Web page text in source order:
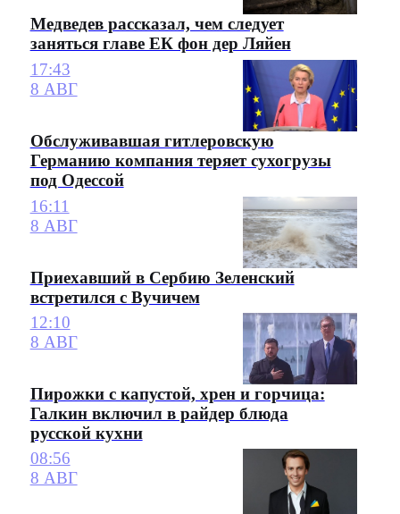
Медведев рассказал, чем следует
заняться главе ЕК фон дер Ляйен
17:43
8 АВГ
Обслуживавшая гитлеровскую
Германию компания теряет сухогрузы
под Одессой
16:11
8 АВГ
Приехавший в Сербию Зеленский
встретился с Вучичем
12:10
8 АВГ
Пирожки с капустой, хрен и горчица:
Галкин включил в райдер блюда
русской кухни
08:56
8 АВГ